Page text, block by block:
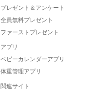
プレゼント＆アンケート
全員無料プレゼント
ファーストプレゼント
アプリ
ベビーカレンダーアプリ
体重管理アプリ
関連サイト